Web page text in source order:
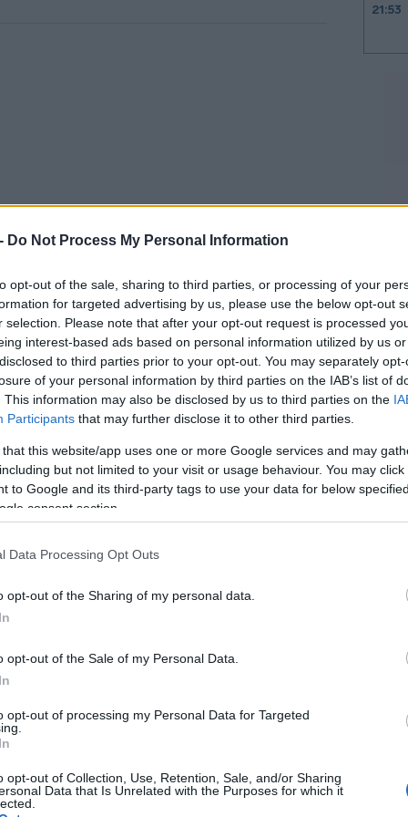
Do Not Process My Personal Information
opt-out of the sale, sharing to third parties, or processing of your
for targeted advertising by us, please use the below opt-out
selection. Please note that after your opt-out request is processed
interest-based ads based on personal information utilized by us
to third parties prior to your opt-out. You may separately
of your personal information by third parties on the IAB’s list of
This information may also be disclosed by us to third parties on the
Participants that may further disclose it to other third parties.
that this website/app uses one or more Google services and may
but not limited to your visit or usage behaviour. You may
to Google and its third-party tags to use your data for below
consent section.
Data Processing Opt Outs
opt-out of the Sharing of my personal data.
opt-out of the Sale of my Personal Data.
opt-out of processing my Personal Data for Targeted
opt-out of Collection, Use, Retention, Sale, and/or Sharing
Data that Is Unrelated with the Purposes for which it
της G7 στους δημοσιογράφους, ο
ότι ο Πούτιν ευθύνεται
Ουκρανία. «Λοιπόν, δεν θέλω να
να το επιλύσω, και αυτό δεν
ως προς το αν οι Ηνωμένες Πολιτείες
«Το εξετάζουμε, βλέπουμε μέχρι πού θα
καταρρέει».
21:53
21:03
20:53
20:23
20:15